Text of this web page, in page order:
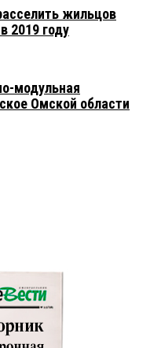
жильцов
2019 году
модульная
Омской области